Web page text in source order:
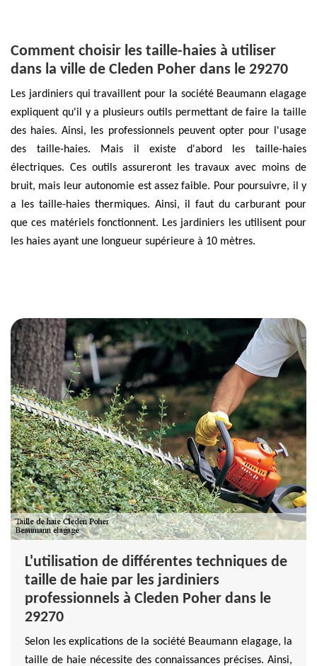
Comment choisir les taille-haies à utiliser
dans la ville de Cleden Poher dans le 29270
Les jardiniers qui travaillent pour la société Beaumann elagage
expliquent qu'il y a plusieurs outils permettant de faire la taille
des haies. Ainsi, les professionnels peuvent opter pour l'usage
des taille-haies. Mais il existe d'abord les taille-haies
électriques. Ces outils assureront les travaux avec moins de
bruit, mais leur autonomie est assez faible. Pour poursuivre, il y
a les taille-haies thermiques. Ainsi, il faut du carburant pour
que ces matériels fonctionnent. Les jardiniers les utilisent pour
les haies ayant une longueur supérieure à 10 mètres.
L'utilisation de différentes techniques de
taille de haie par les jardiniers
professionnels à Cleden Poher dans le
29270
Selon les explications de la société Beaumann elagage, la
taille de haie nécessite des connaissances précises. Ainsi,